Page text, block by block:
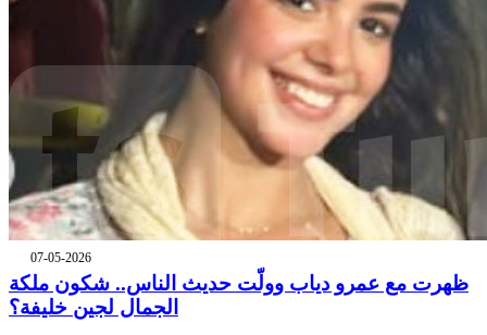
07-05-2026
ظهرت مع عمرو دياب وولّت حديث الناس.. شكون ملكة
الجمال لجين خليفة؟